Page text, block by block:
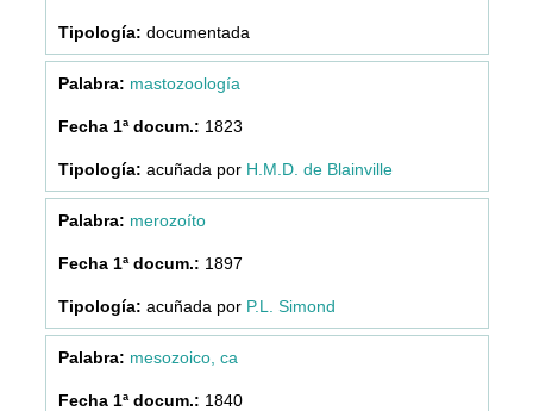
documentada
mastozoología
1823
acuñada por H.M.D. de Blainville
merozoíto
1897
acuñada por P.L. Simond
mesozoico, ca
1840